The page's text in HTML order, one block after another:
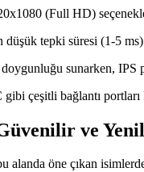
(Full HD)
tepki süresi (1-5
sunarken, IPS
çeşitli bağlantı portları
ve
alanda öne çıkan